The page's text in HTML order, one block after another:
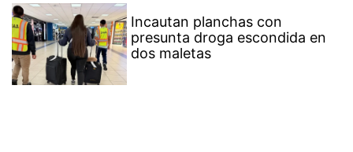
Incautan planchas con
presunta droga escondida en
dos maletas